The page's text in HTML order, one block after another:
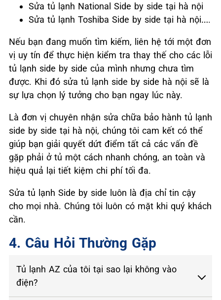
Sửa tủ lạnh National Side by side tại hà nội
Sửa tủ lạnh Toshiba Side by side tại hà nội….
Nếu bạn đang muốn tìm kiếm, liên hệ tới một đơn
vị uy tín để thực hiện kiểm tra thay thế cho các lỗi
tủ lạnh side by side của mình nhưng chưa tìm
được. Khi đó sửa tủ lạnh side by side hà nội sẽ là
sự lựa chọn lý tưởng cho bạn ngay lúc này.
Là đơn vị chuyên nhận sửa chữa bảo hành tủ lạnh
side by side tại hà nội, chúng tôi cam kết có thể
giúp bạn giải quyết dứt điểm tất cả các vấn đề
gặp phải ở tủ một cách nhanh chóng, an toàn và
hiệu quả lại tiết kiệm chi phí tối đa.
Sửa tủ lạnh Side by side luôn là địa chỉ tin cậy
cho mọi nhà. Chúng tôi luôn có mặt khi quý khách
cần.
4. Câu Hỏi Thường Gặp
Tủ lạnh AZ của tôi tại sao lại không vào
điện?